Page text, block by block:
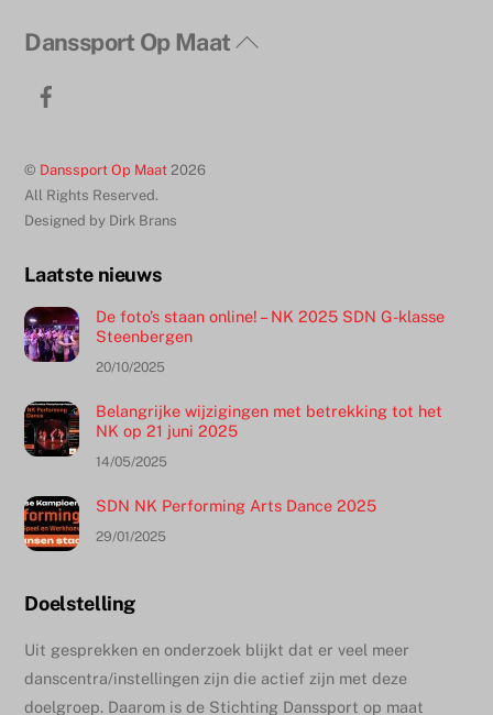
Terug
Danssport Op Maat
© Danssport Op Maat 2026
All Rights Reserved.
Designed by Dirk Brans
Laatste nieuws
De foto’s staan online! – NK 2025 SDN G-klasse
Steenbergen
20/10/2025
Belangrijke wijzigingen met betrekking tot het
NK op 21 juni 2025
14/05/2025
SDN NK Performing Arts Dance 2025
29/01/2025
Doelstelling
Uit gesprekken en onderzoek blijkt dat er veel meer
danscentra/instellingen zijn die actief zijn met deze
doelgroep. Daarom is de Stichting Danssport op maat